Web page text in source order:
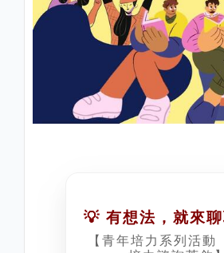
💡 有想法，就來聊
【青年培力系列活動